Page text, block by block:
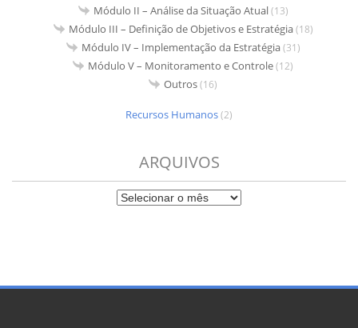
Módulo II – Análise da Situação Atual(13)
Módulo III – Definição de Objetivos e Estratégia(18)
Módulo IV – Implementação da Estratégia(31)
Módulo V – Monitoramento e Controle(12)
Outros(16)
Recursos Humanos(2)
ARQUIVOS